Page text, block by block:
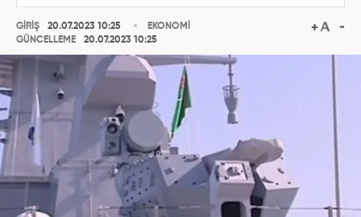
GİRİŞ
20.07.2023 10:25
GÜNCELLEME
20.07.2023 10:25
EKONOMİ